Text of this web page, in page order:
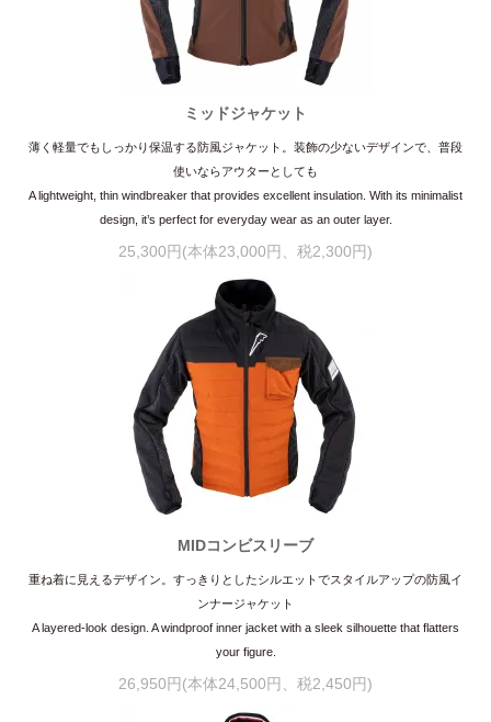
ミッドジャケット
薄く軽量でもしっかり保温する防風ジャケット。装飾の少ないデザインで、普段
使いならアウターとしても
A lightweight, thin windbreaker that provides excellent insulation. With its minimalist
design, it’s perfect for everyday wear as an outer layer.
25,300円(本体23,000円、税2,300円)
MIDコンビスリーブ
重ね着に見えるデザイン。すっきりとしたシルエットでスタイルアップの防風イ
ンナージャケット
A layered-look design. A windproof inner jacket with a sleek silhouette that flatters
your figure.
26,950円(本体24,500円、税2,450円)